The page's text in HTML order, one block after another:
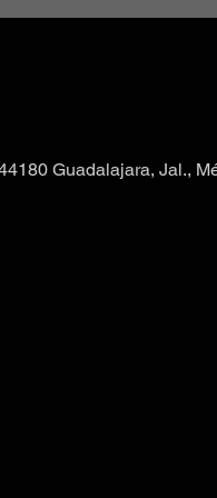
Guadalajara, Jal.,